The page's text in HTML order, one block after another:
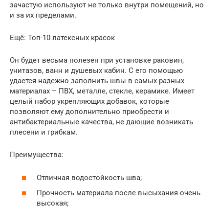
зачастую используют не только внутри помещений, но
и за их пределами.
Ещё: Топ-10 латексных красок
Он будет весьма полезен при установке раковин,
унитазов, ванн и душевых кабин. С его помощью
удается надежно заполнить швы в самых разных
материалах – ПВХ, металле, стекле, керамике. Имеет
целый набор укрепляющих добавок, которые
позволяют ему дополнительно приобрести и
антибактериальные качества, не дающие возникать
плесени и грибкам.
Преимущества:
Отличная водостойкость шва;
Прочность материала после высыхания очень
высокая;